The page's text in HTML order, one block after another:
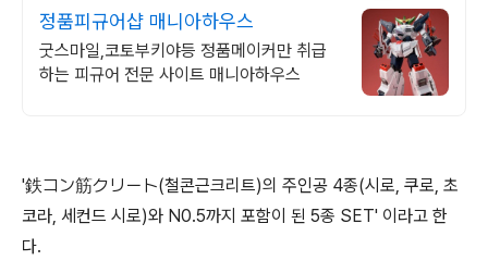
정품피규어샵 매니아하우스
굿스마일,코토부키야등 정품메이커만 취급
하는 피규어 전문 사이트 매니아하우스
'鉄コン筋クリート(철콘근크리트)의 주인공 4종(시로, 쿠로, 초
코라, 세컨드 시로)와 N0.5까지 포함이 된 5종 SET' 이라고 한
다.